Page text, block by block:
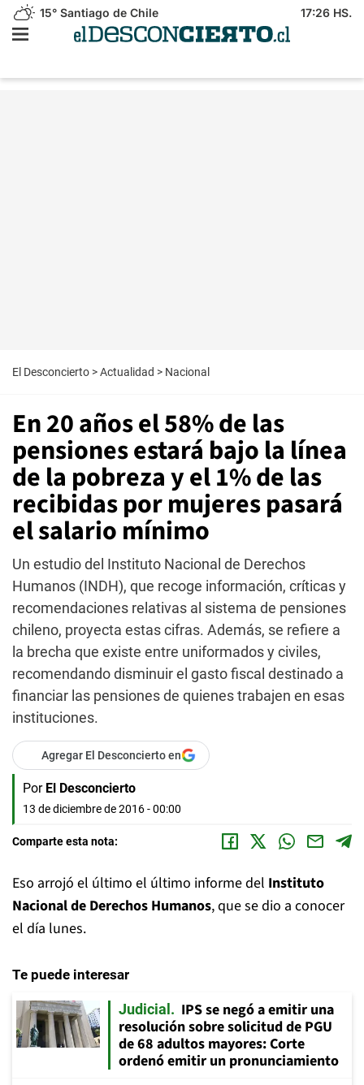
15° Santiago de Chile 17:26 HS.
El Desconcierto >Actualidad > Nacional
En 20 años el 58% de las
pensiones estará bajo la línea
de la pobreza y el 1% de las
recibidas por mujeres pasará
el salario mínimo
Un estudio del Instituto Nacional de Derechos
Humanos (INDH), que recoge información, críticas y
recomendaciones relativas al sistema de pensiones
chileno, proyecta estas cifras. Además, se refiere a
la brecha que existe entre uniformados y civiles,
recomendando disminuir el gasto fiscal destinado a
financiar las pensiones de quienes trabajen en esas
instituciones.
Agregar El Desconcierto en
Por El Desconcierto
13 de diciembre de 2016 - 00:00
Comparte esta nota:
Eso arrojó el último el último informe del Instituto
Nacional de Derechos Humanos, que se dio a conocer
el día lunes.
Te puede interesar
Judicial
IPS se negó a emitir una
resolución sobre solicitud de PGU
de 68 adultos mayores: Corte
ordenó emitir un pronunciamiento